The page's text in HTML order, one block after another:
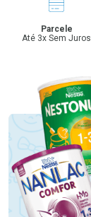
Parcele
Até 3x Sem Juros